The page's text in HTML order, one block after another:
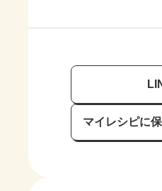
マイレシピに
保存済み